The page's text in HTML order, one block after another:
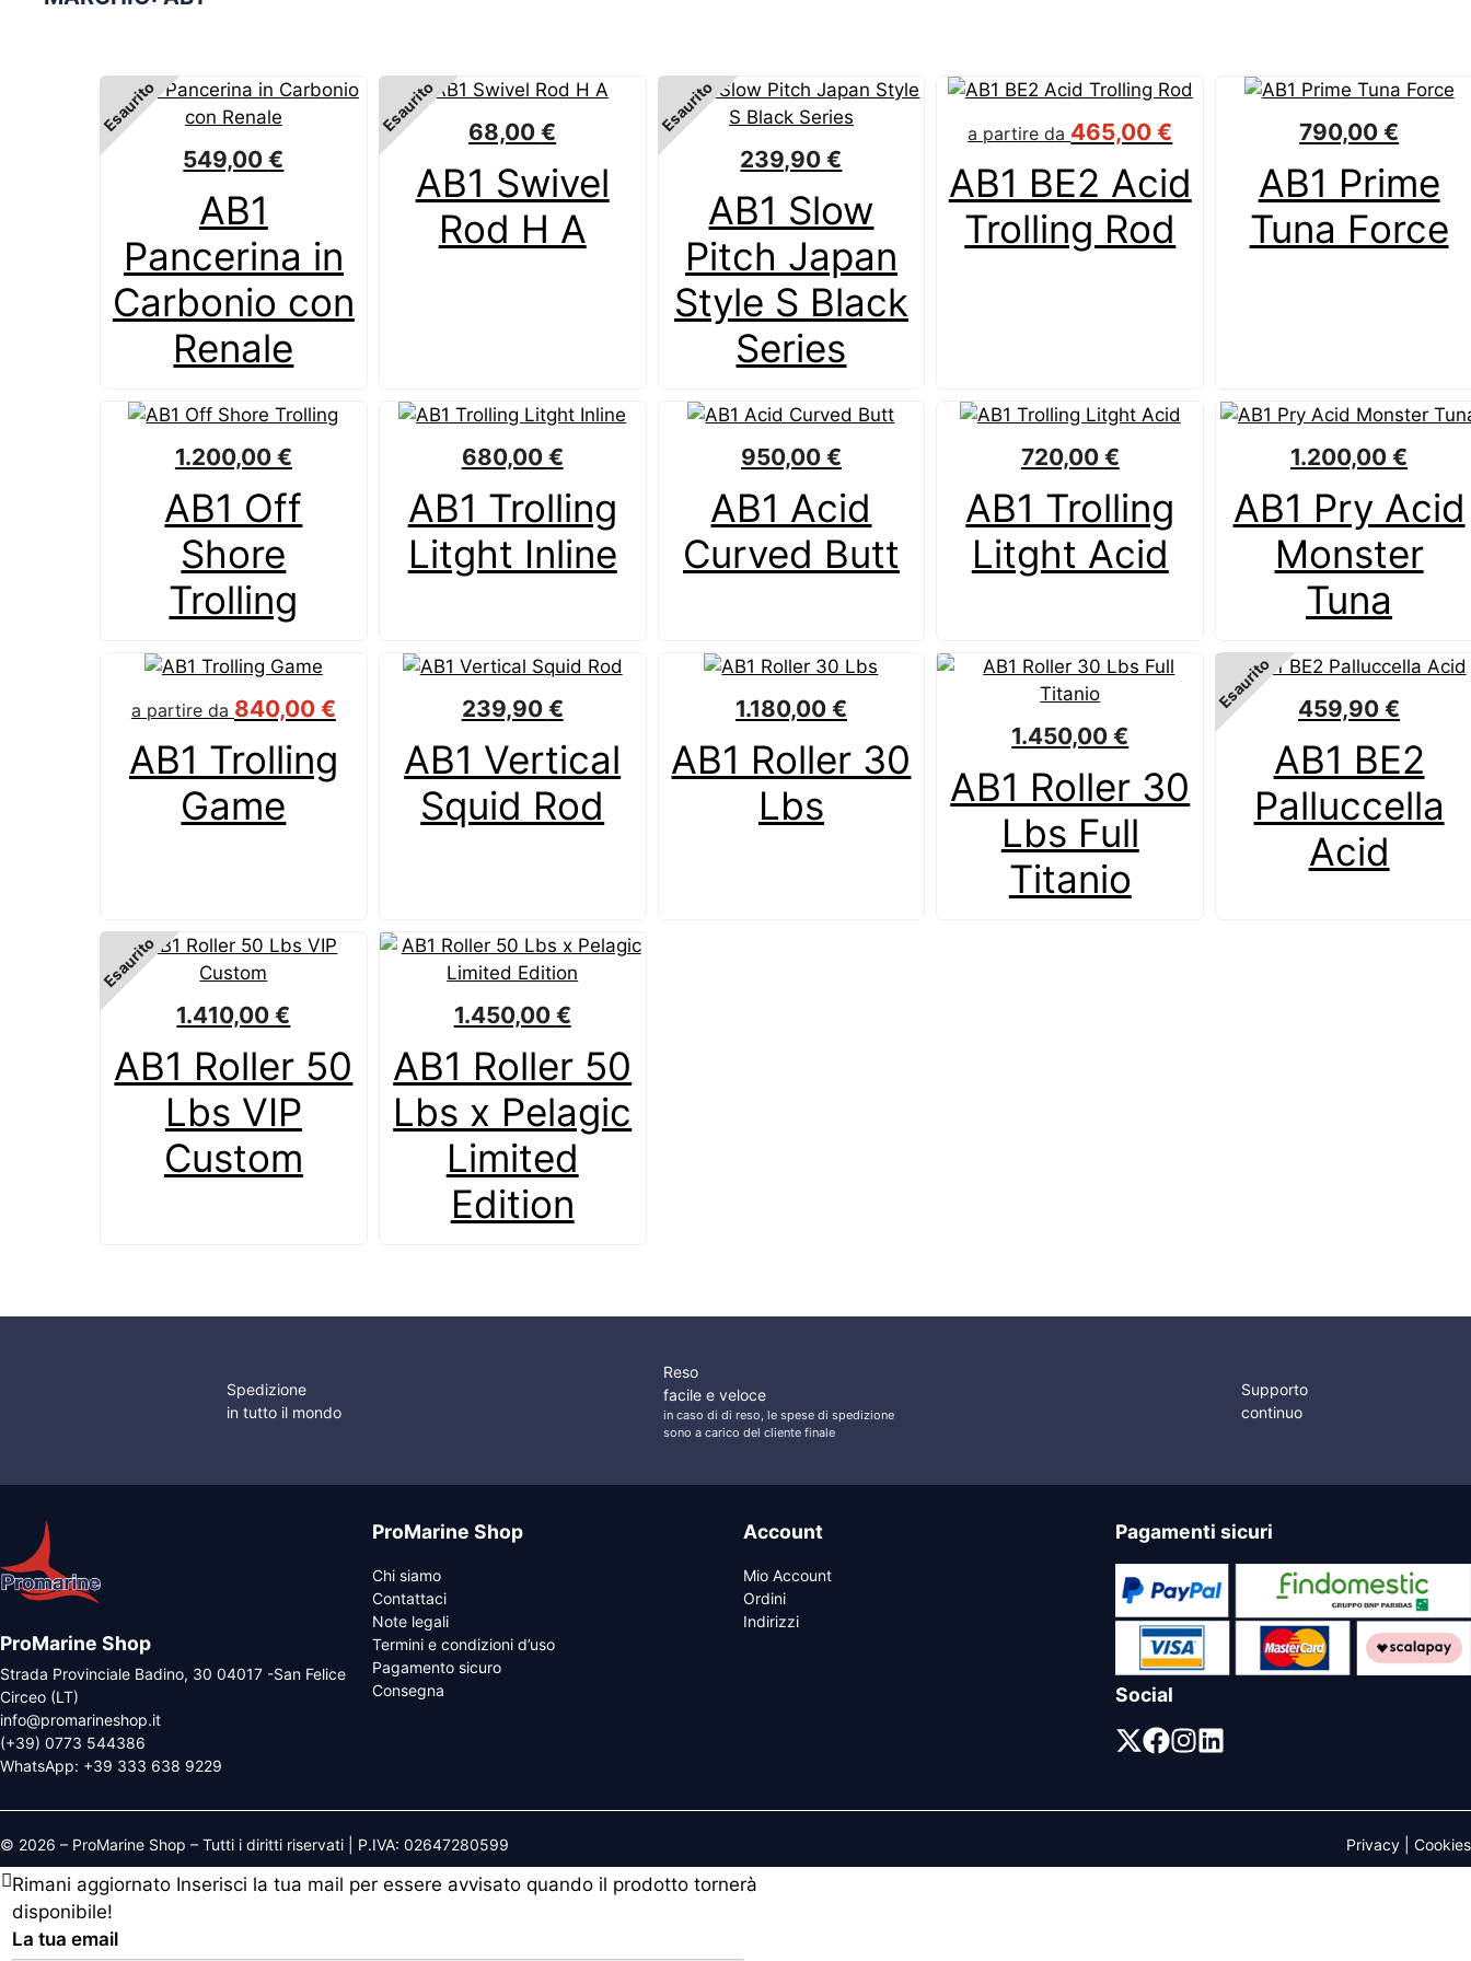
Esaurito
AB1
Pancerina in
Carbonio con
Renale
549,00€
Esaurito
AB1 Swivel
Rod H A
68,00€ Esaurito
AB1 Slow
Pitch Japan
Style S Black
Series
239,90€
AB1 BE2 Acid
Trolling Rod
a partire da 465,00€
AB1 Prime
Tuna Force
790,00€
AB1 Off
Shore
Trolling
1.200,00 €
AB1 Trolling
Litght Inline
680,00 €
AB1 Acid
Curved Butt
950,00 €
AB1 Trolling
Litght Acid
720,00 €
AB1 Pry Acid
Monster
Tuna
1.200,00€
AB1 Trolling
Game
a partire da 840,00 €
AB1 Vertical
Squid Rod
239,90 €
AB1 Roller 30
Lbs
1.180,00 €
AB1 Roller 30
Lbs Full
Titanio
1.450,00€
Esaurito
AB1 BE2
Palluccella
Acid
459,90€
Esaurito
AB1 Roller 50
Lbs VIP
Custom
1.410,00€
AB1 Roller 50
Lbs x Pelagic
Limited
Edition
1.450,00 €
Spedizione
in tutto il mondo
Reso
facile e veloce
in caso di di reso, le spese di spedizione
sono a carico del cliente finale
Supporto
continuo
ProMarine Shop
Strada Provinciale Badino, 30 04017 -San Felice
Circeo (LT)
info@promarineshop.it
(+39) 0773 544386
WhatsApp: +39 333 638 9229
ProMarine Shop
Chi siamo
Contattaci
Note legali
Termini e condizioni d’uso
Pagamento sicuro
Consegna
Account
Mio Account
Ordini
Indirizzi
Pagamenti sicuri
Social
© 2026 – ProMarine Shop – Tutti i diritti riservati | P.IVA: 02647280599 Privacy Cookies
Rimani aggiornato Inserisci la tua mail per essere avvisato quando il prodotto tornerà
disponibile!
La tua email